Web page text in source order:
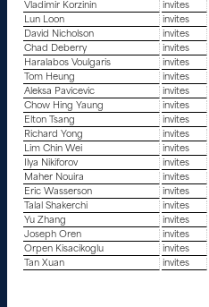
Vladimir Korzinin
invites
Lun Loon
invites
David Nicholson
invites
Chad Deberry
invites
Haralabos Voulgaris
invites
Tom Heung
invites
Aleksa Pavicevic
invites
Chow Hing Yaung
invites
Elton Tsang
invites
Richard Yong
invites
Lim Chin Wei
invites
Ilya Nikiforov
invites
Maher Nouira
invites
Eric Wasserson
invites
Talal Shakerchi
invites
Yu Zhang
invites
Joseph Oren
invites
Orpen Kisacikoglu
invites
Tan Xuan
invites